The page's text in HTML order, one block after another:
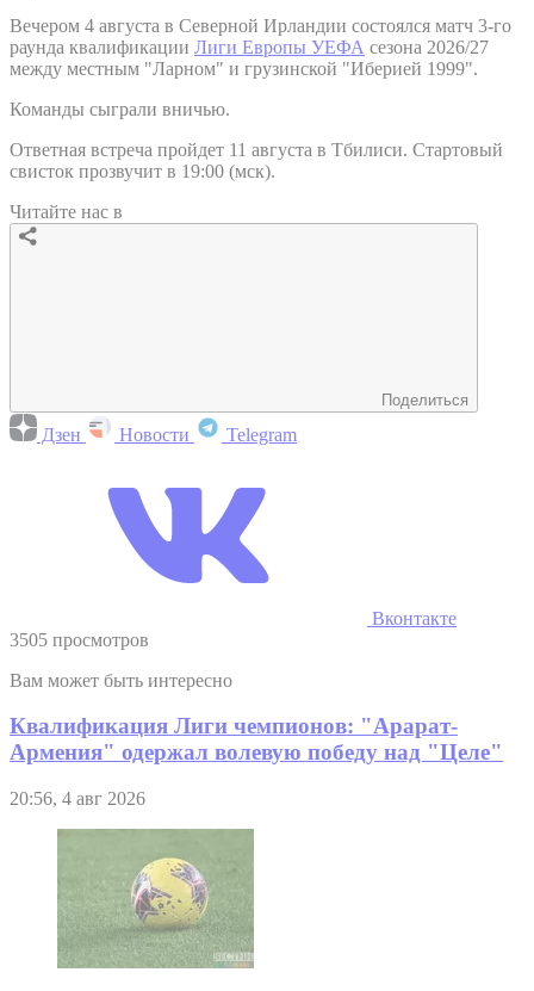
Вечером 4 августа в Северной Ирландии состоялся матч 3-го
раунда квалификации Лиги Европы УЕФА сезона 2026/27
между местным "Ларном" и грузинской "Иберией 1999".
Команды сыграли вничью.
Ответная встреча пройдет 11 августа в Тбилиси. Стартовый
свисток прозвучит в 19:00 (мск).
Читайте нас в
Поделиться
Дзен Новости Telegram
Вконтакте
3505 просмотров
Вам может быть интересно
Квалификация Лиги чемпионов: "Арарат-
Армения" одержал волевую победу над "Целе"
20:56, 4 авг 2026